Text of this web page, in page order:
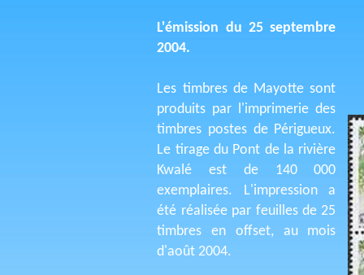
L'émission du 25 septembre
2004.
Les timbres de Mayotte sont
produits par l'imprimerie des
timbres postes de Périgueux.
Le tirage du Pont de la rivière
Kwalé est de 140 000
exemplaires. L'impression a
été réalisée par feuilles de 25
timbres en offset, au mois
d'août 2004.